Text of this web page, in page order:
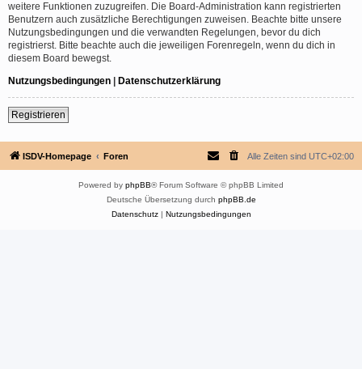
weitere Funktionen zuzugreifen. Die Board-Administration kann registrierten
Benutzern auch zusätzliche Berechtigungen zuweisen. Beachte bitte unsere
Nutzungsbedingungen und die verwandten Regelungen, bevor du dich
registrierst. Bitte beachte auch die jeweiligen Forenregeln, wenn du dich in
diesem Board bewegst.
Nutzungsbedingungen | Datenschutzerklärung
Registrieren
ISDV-Homepage Foren Alle Zeiten sind UTC+02:00
Powered by phpBB® Forum Software © phpBB Limited
Deutsche Übersetzung durch phpBB.de
Datenschutz| Nutzungsbedingungen